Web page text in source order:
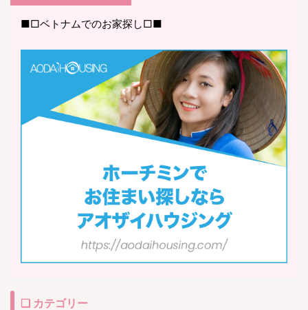
■□ベトナムでのお家探し□■
❏ カテゴリー